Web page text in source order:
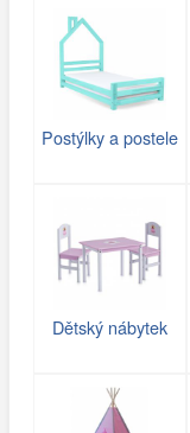
Postýlky a postele
Dětský nábytek